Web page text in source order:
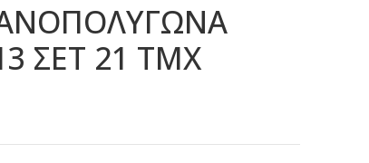
ΣΕΤ 21 ΤΜΧ